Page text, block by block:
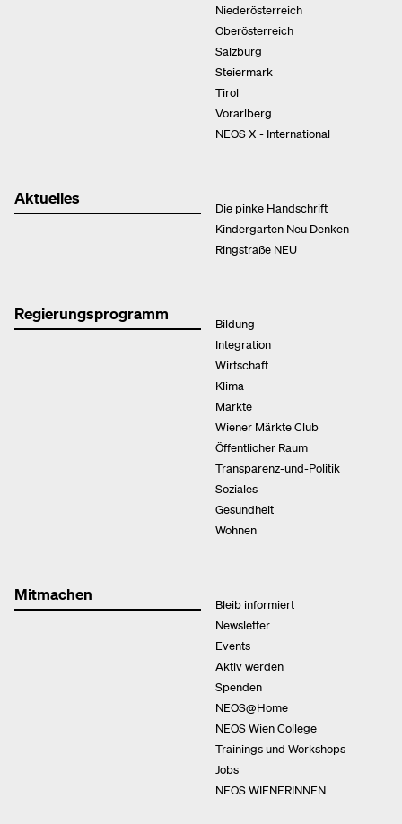
Niederösterreich
Oberösterreich
Salzburg
Steiermark
Tirol
Vorarlberg
NEOS X - International
Aktuelles
Die pinke Handschrift
Kindergarten Neu Denken
Ringstraße NEU
Regierungsprogramm
Bildung
Integration
Wirtschaft
Klima
Märkte
Wiener Märkte Club
Öffentlicher Raum
Transparenz-und-Politik
Soziales
Gesundheit
Wohnen
Mitmachen
Bleib informiert
Newsletter
Events
Aktiv werden
Spenden
NEOS@Home
NEOS Wien College
Trainings und Workshops
Jobs
NEOS WIENERINNEN